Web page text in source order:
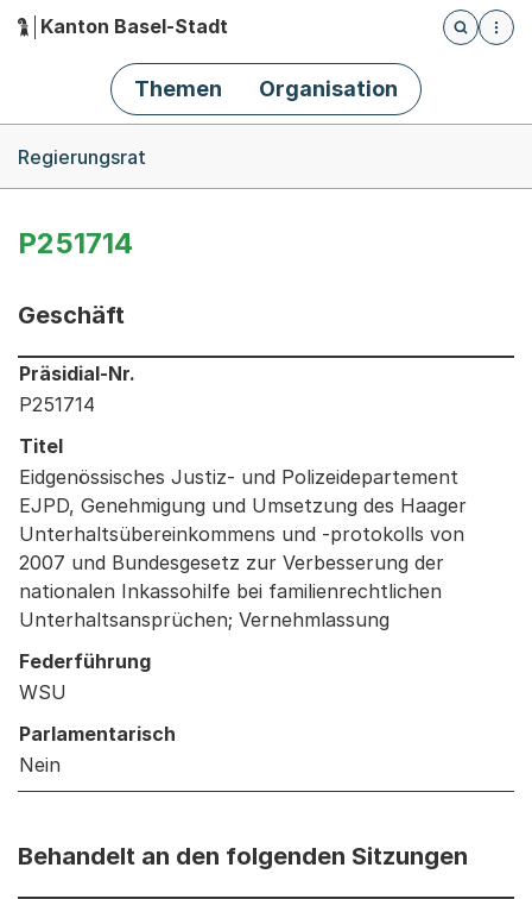
Hauptnavigation
Kanton Basel-Stadt
Öffnet
Themen Organisation
Regierungsrat
P251714
Geschäft
Informationen zum Ausgewählten Geschäft
Präsidial-Nr.
P251714
Titel
Eidgenössisches Justiz- und Polizeidepartement
EJPD, Genehmigung und Umsetzung des Haager
Unterhaltsübereinkommens und -protokolls von
2007 und Bundesgesetz zur Verbesserung der
nationalen Inkassohilfe bei familienrechtlichen
Unterhaltsansprüchen; Vernehmlassung
Federführung
WSU
Parlamentarisch
Nein
Behandelt an den folgenden Sitzungen